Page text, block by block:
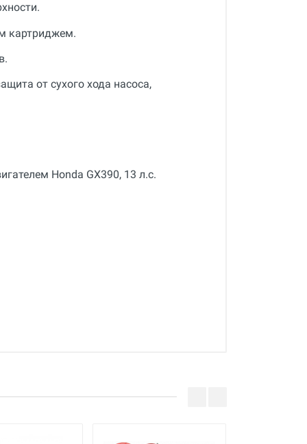
картриджем.
от сухого хода насоса,
Honda GX390, 13 л.с.